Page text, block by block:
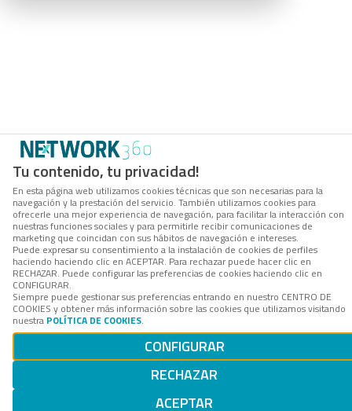
Tu contenido, tu privacidad!
En esta página web utilizamos cookies técnicas que son necesarias para la
navegación y la prestación del servicio. También utilizamos cookies para
ofrecerle una mejor experiencia de navegación, para facilitar la interacción con
nuestras funciones sociales y para permitirle recibir comunicaciones de
marketing que coincidan con sus hábitos de navegación e intereses.
Puede expresar su consentimiento a la instalación de cookies de perfiles
haciendo haciendo clic en ACEPTAR. Para rechazar puede hacer clic en
RECHAZAR. Puede configurar las preferencias de cookies haciendo clic en
CONFIGURAR.
Siempre puede gestionar sus preferencias entrando en nuestro CENTRO DE
COOKIES y obtener más información sobre las cookies que utilizamos visitando
nuestra POLÍTICA DE COOKIES.
CONFIGURAR
RECHAZAR
ACEPTAR